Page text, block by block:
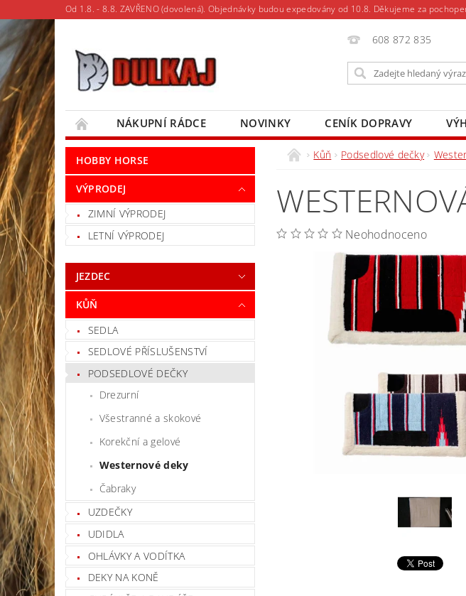
Od 1.8. - 8.8. ZAVŘENO (dovolená). Objednávky budou expedovány od 10.8. Děkujeme za
608 872 835
NÁKUPNÍ RÁDCE NOVINKY CENÍK DOPRAVY
MOJE OBJEDNÁVKA
HOBBY HORSE
VÝPRODEJ
ZIMNÍ VÝPRODEJ
LETNÍ VÝPRODEJ
JEZDEC
KŮŇ
SEDLA
SEDLOVÉ PŘÍSLUŠENSTVÍ
PODSEDLOVÉ DEČKY
Drezurní
Všestranné a skokové
Korekční a gelové
Westernové deky
Čabraky
UZDEČKY
UDIDLA
OHLÁVKY A VODÍTKA
DEKY NA KONĚ
Kůň Podsedlové dečky
Neohodnoceno